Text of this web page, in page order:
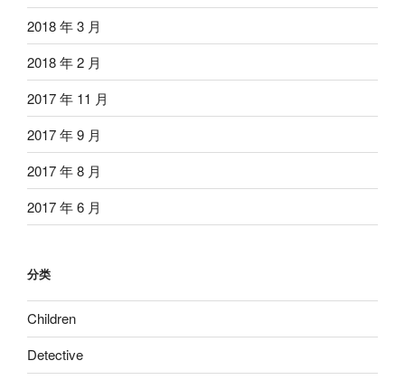
2018 年 3 月
2018 年 2 月
2017 年 11 月
2017 年 9 月
2017 年 8 月
2017 年 6 月
分类
Children
Detective